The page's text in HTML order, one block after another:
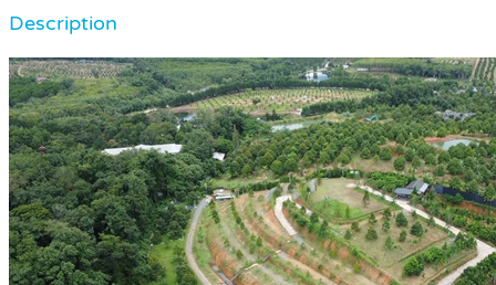
Description